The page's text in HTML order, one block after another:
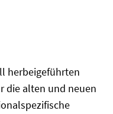
herbeigeführten
die alten und neuen